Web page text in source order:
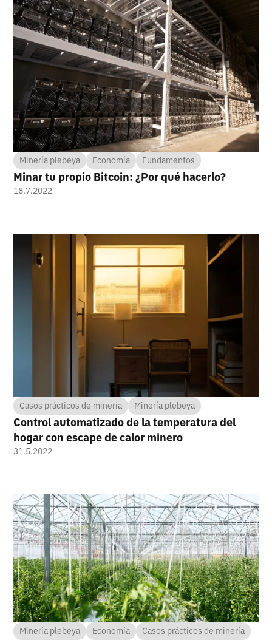
Minería plebeya Economía Fundamentos
Minar tu propio Bitcoin: ¿Por qué hacerlo?
18.7.2022
Casos prácticos de minería Minería plebeya
Control automatizado de la temperatura del
hogar con escape de calor minero
31.5.2022
Minería plebeya Economía Casos prácticos de minería